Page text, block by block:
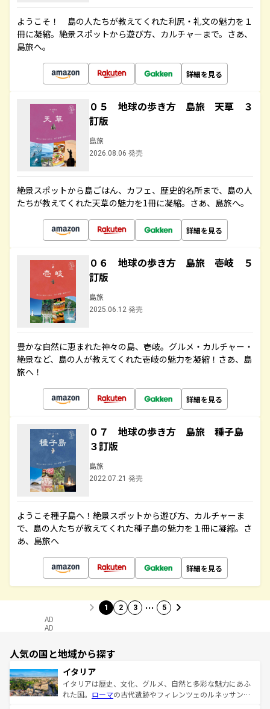
ようこそ！ 島の人たちが教えてくれた利尻・礼文の魅力を１
冊に凝縮。絶景スポットから遊び方、カルチャーまで。さあ、
島旅へ。
詳細を見る
０５ 地球の歩き方 島旅 天草 ３
訂版
島旅
2026.08.06 発売
絶景スポットから島ごはん、カフェ、歴史的名所まで、島の人
たちが教えてくれた天草の魅力を1冊に凝縮。さあ、島旅へ。
詳細を見る
０６ 地球の歩き方 島旅 壱岐 ５
訂版
島旅
2025.06.12 発売
豊かな自然に恵まれた神々の島、壱岐。グルメ・カルチャー・
絶景など、島の人が教えてくれた壱岐の魅力を凝縮！さあ、島
旅へ！
詳細を見る
０７ 地球の歩き方 島旅 種子島
３訂版
島旅
2022.07.21 発売
ようこそ種子島へ！絶景スポットから遊び方、カルチャーま
で、島の人たちが教えてくれた種子島の魅力を１冊に凝縮。さ
あ、島旅へ
詳細を見る
1 2 3 … 5
AD
AD
人気の国と地域から探す
イタリア
イタリアは歴史、文化、グルメ、自然と多彩な魅力にあふ
れた国。 ローマの古代遺跡やフィレンツェのルネッサンス